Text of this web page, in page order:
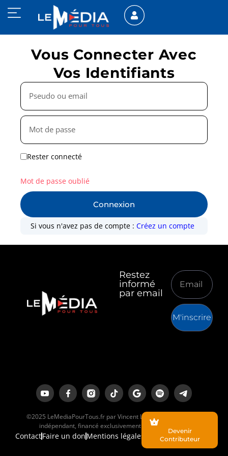
Vous Connecter Avec
Vos Identifiants
Rester connecté
Connexion
Mot de passe oublié
Si vous n'avez pas de compte :Créez un compte
Restez
informé
par email
M'inscrire
©2025 LeMediaPourTous.fr par Vincent Lapierre est un média
indépendant, financé exclusivement par ses lecteurs.
ContactFaire un don Mentions légales
Devenir
Contributeur